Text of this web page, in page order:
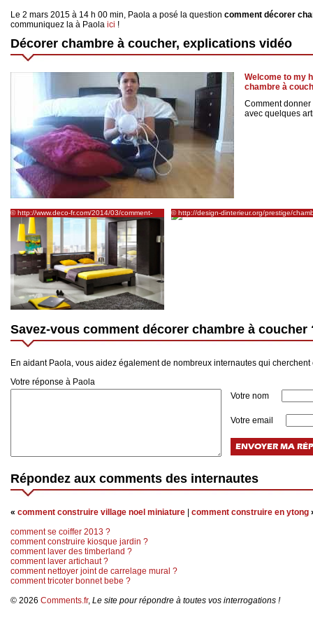
Le 2 mars 2015 à 14 h 00 min, Paola a posé la question comment décorer
communiquez la à Paola ici !
Décorer chambre à coucher, explications vidéo
Welcome to my
chambre à
Comment
avec quelques
© http://www.deco-fr.com/2014/03/comment-
decorer-une-petite-chambre.html
© http://design-dinterieur.org/prestige/
a-coucher/comment-choisir-une-chambre-
Savez-vous comment décorer chambre à coucher
En aidant Paola, vous aidez également de nombreux internautes qui
Votre réponse à Paola
Votre nom
Votre email
Répondez aux comments des internautes
« comment construire village noel miniature comment construire en ytong
comment se coiffer 2013 ?
comment construire kiosque jardin ?
comment laver des timberland ?
comment laver artichaut ?
comment nettoyer joint de carrelage mural ?
comment tricoter bonnet bebe ?
© 2026 Comments.fr, Le site pour répondre à toutes vos interrogations !